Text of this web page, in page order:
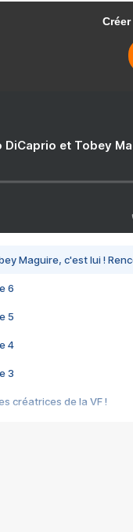
DiCaprio et Tobey
Maguire, c'est lui !
6
5
4
3
créatrices de la VF !